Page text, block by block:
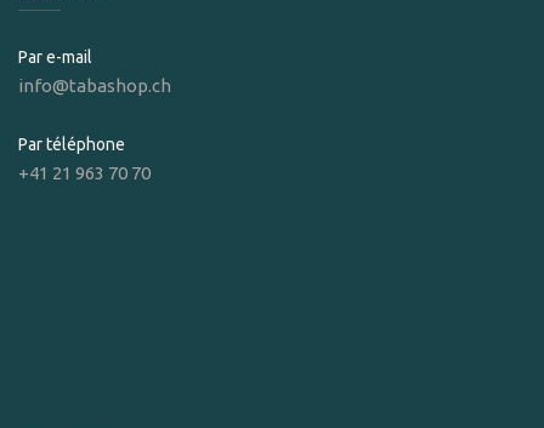
Par e-mail
info@tabashop.ch
Par téléphone
+41 21 963 70 70